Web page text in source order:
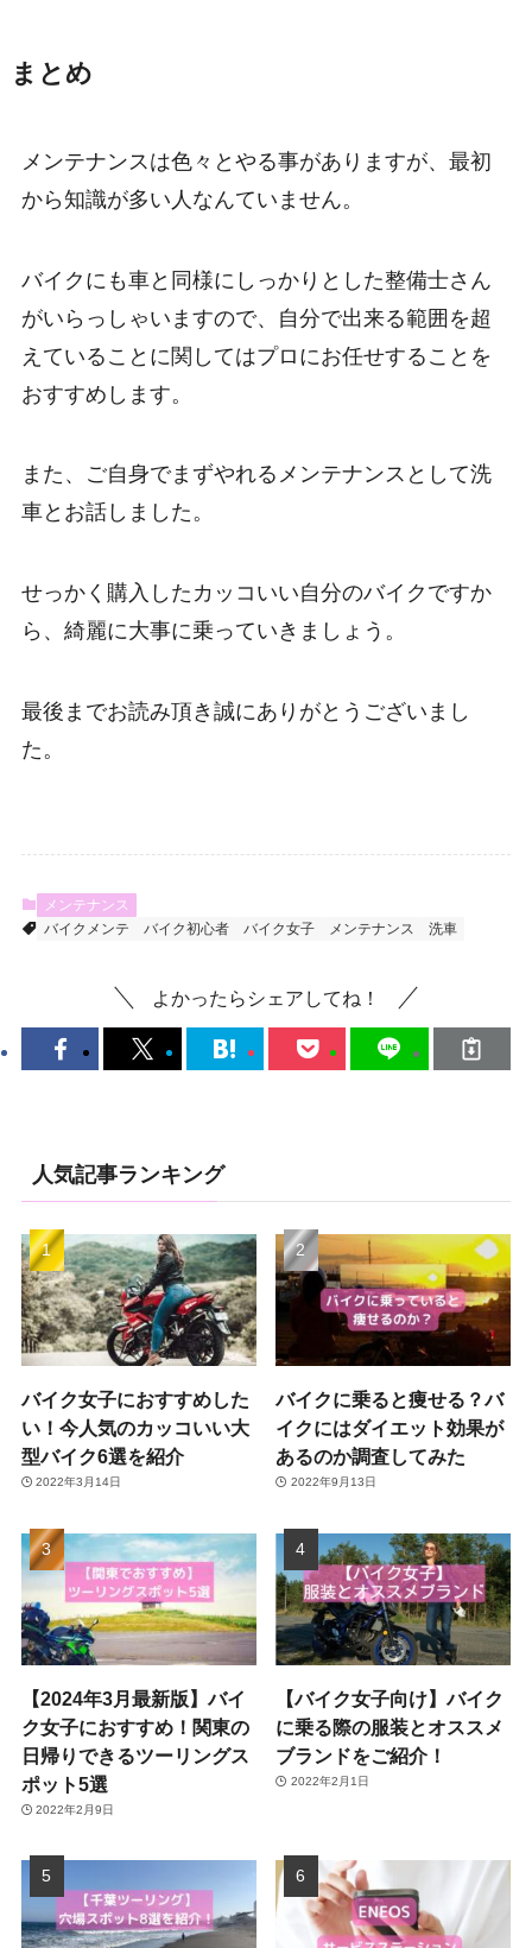
まとめ
メンテナンスは色々とやる事がありますが、最初
から知識が多い人なんていません。
バイクにも車と同様にしっかりとした整備士さん
がいらっしゃいますので、自分で出来る範囲を超
えていることに関してはプロにお任せすることを
おすすめします。
また、ご自身でまずやれるメンテナンスとして洗
車とお話しました。
せっかく購入したカッコいい自分のバイクですか
ら、綺麗に大事に乗っていきましょう。
最後までお読み頂き誠にありがとうございまし
た。
メンテナンス
バイクメンテ
バイク初心者 バイク女子 メンテナンス 洗車
よかったらシェアしてね！
人気記事ランキング
バイク女子におすすめした
い！今人気のカッコいい大
型バイク6選を紹介
2022年3月14日
バイクに乗ると痩せる？バ
イクにはダイエット効果が
あるのか調査してみた
2022年9月13日
【2024年3月最新版】バイ
ク女子におすすめ！関東の
日帰りできるツーリングス
ポット5選
2022年2月9日
【バイク女子向け】バイク
に乗る際の服装とオススメ
ブランドをご紹介！
2022年2月1日